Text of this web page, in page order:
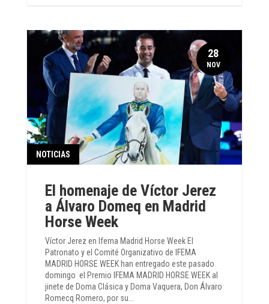
El homenaje de Víctor Jerez
a Álvaro Domeq en Madrid
Horse Week
NOTICIAS
Víctor Jerez en Ifema Madrid Horse Week El
Patronato y el Comité Organizativo de IFEMA
MADRID HORSE WEEK han entregado este pasado
domingo el Premio IFEMA MADRID HORSE WEEK al
jinete de Doma Clásica y Doma Vaquera, Don Álvaro
Romecq Romero, por su...
28
NOV